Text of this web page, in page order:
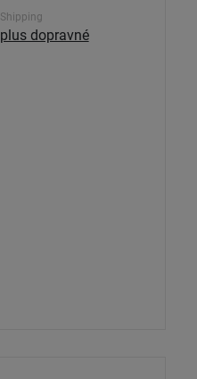
Shipping
plus dopravné